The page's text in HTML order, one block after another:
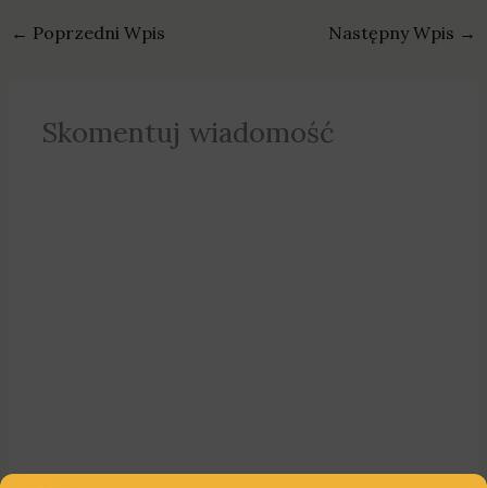
← Poprzedni Wpis Następny Wpis →
Skomentuj wiadomość